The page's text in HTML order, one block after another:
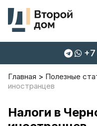
Главная Полезные
иностранцев
Налоги в